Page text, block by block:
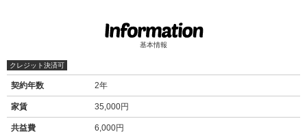
基本情報
クレジット決済可
契約年数 2年
家賃 35,000円
共益費 6,000円